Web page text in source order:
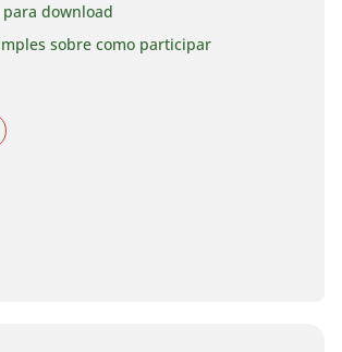
para download
sobre como participar